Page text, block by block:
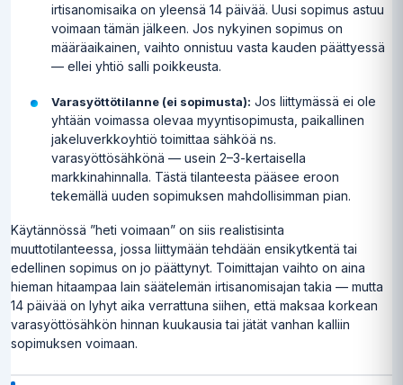
irtisanomisaika on yleensä 14 päivää. Uusi sopimus astuu
voimaan tämän jälkeen. Jos nykyinen sopimus on
määräaikainen, vaihto onnistuu vasta kauden päättyessä
— ellei yhtiö salli poikkeusta.
Varasyöttötilanne (ei sopimusta): Jos liittymässä ei ole
yhtään voimassa olevaa myyntisopimusta, paikallinen
jakeluverkkoyhtiö toimittaa sähköä ns.
varasyöttösähkönä — usein 2–3-kertaisella
markkinahinnalla. Tästä tilanteesta pääsee eroon
tekemällä uuden sopimuksen mahdollisimman pian.
Käytännössä ”heti voimaan” on siis realistisinta
muuttotilanteessa, jossa liittymään tehdään ensikytkentä tai
edellinen sopimus on jo päättynyt. Toimittajan vaihto on aina
hieman hitaampaa lain säätelemän irtisanomisajan takia — mutta
14 päivää on lyhyt aika verrattuna siihen, että maksaa korkean
varasyöttösähkön hinnan kuukausia tai jätät vanhan kalliin
sopimuksen voimaan.